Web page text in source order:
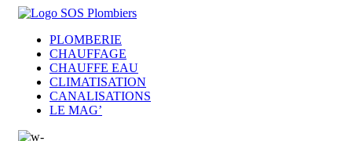
PLOMBERIE
CHAUFFAGE
CHAUFFE EAU
CLIMATISATION
CANALISATIONS
LE MAG’